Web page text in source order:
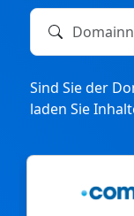
Sind Sie der
laden Sie